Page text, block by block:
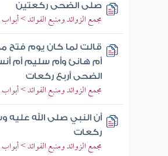
صلى الضحى ركعتين
مجمع الزوائد ومنبع الفوائد >
قالت لما كان يوم فتح
أم هانئ وأم سليم أم
الضحى أربع ركعات
مجمع الزوائد ومنبع الفوائد >
أن النبي صلى الله
ركعات
مجمع الزوائد ومنبع الفوائد >